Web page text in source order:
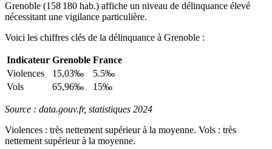
Grenoble (158 180 hab.) affiche un niveau de délinquance élevé
nécessitant une vigilance particulière.
Voici les chiffres clés de la délinquance à Grenoble :
Indicateur Grenoble France
Violences
15,03‰
5.5‰
Vols
65,96‰ 15‰
Source : data.gouv.fr, statistiques 2024
Violences : très nettement supérieur à la moyenne. Vols : très
nettement supérieur à la moyenne.